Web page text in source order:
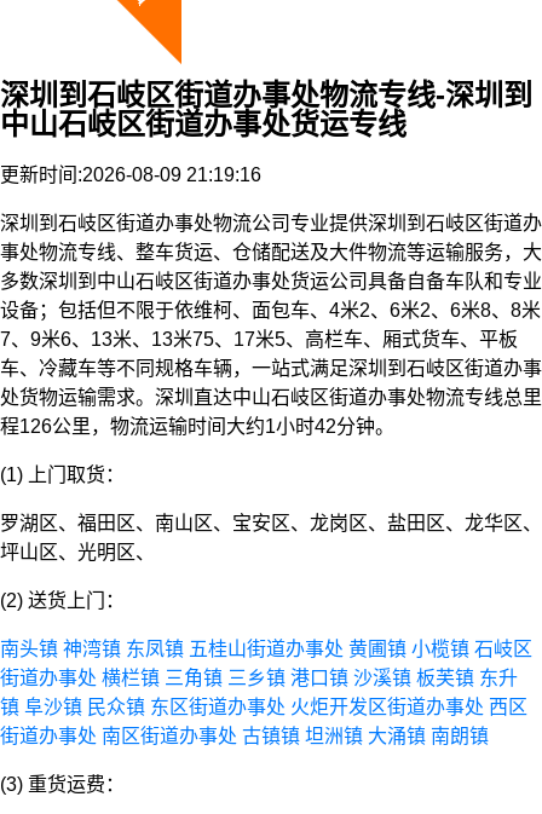
深圳到石岐区街道办事处物流专线-深圳到
中山石岐区街道办事处货运专线
更新时间:2026-08-09 21:19:16
深圳到石岐区街道办事处物流公司专业提供深圳到石岐区街道办
事处物流专线、整车货运、仓储配送及大件物流等运输服务，大
多数深圳到中山石岐区街道办事处货运公司具备自备车队和专业
设备；包括但不限于依维柯、面包车、4米2、6米2、6米8、8米
7、9米6、13米、13米75、17米5、高栏车、厢式货车、平板
车、冷藏车等不同规格车辆，一站式满足深圳到石岐区街道办事
处货物运输需求。深圳直达中山石岐区街道办事处物流专线总里
程126公里，物流运输时间大约1小时42分钟。
(1) 上门取货：
罗湖区、福田区、南山区、宝安区、龙岗区、盐田区、龙华区、
坪山区、光明区、
(2) 送货上门：
南头镇 神湾镇 东凤镇 五桂山街道办事处 黄圃镇 小榄镇 石岐区
街道办事处 横栏镇 三角镇 三乡镇 港口镇 沙溪镇 板芙镇 东升
镇 阜沙镇 民众镇 东区街道办事处 火炬开发区街道办事处 西区
街道办事处 南区街道办事处 古镇镇 坦洲镇 大涌镇 南朗镇
(3) 重货运费：